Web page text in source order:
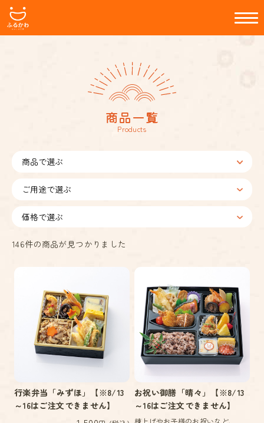
商品一覧
Products
146件の商品が見つかりました
行楽弁当「みずほ」【※8/13
～16はご注文できません】
お祝い御膳「晴々」【※8/13
～16はご注文できません】
棟上げやお子様のお祝いなど、